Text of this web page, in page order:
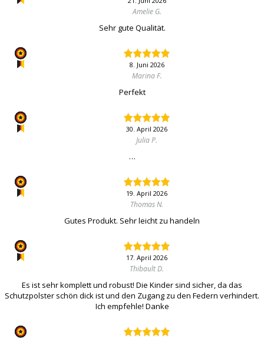
Amelie G.
Sehr gute Qualität.
8. Juni 2026
Marina F.
Perfekt
30. April 2026
Julia P.
…
19. April 2026
Thomas N.
Gutes Produkt. Sehr leicht zu handeln
17. April 2026
Thibault D.
Es ist sehr komplett und robust! Die Kinder sind sicher, da das
Schutzpolster schön dick ist und den Zugang zu den Federn verhindert.
Ich empfehle! Danke